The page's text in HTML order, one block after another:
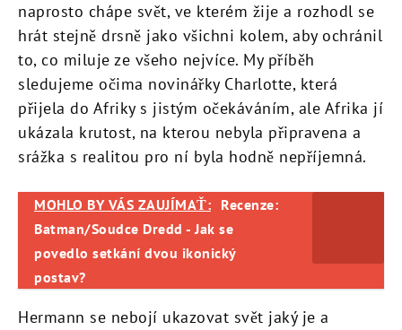
naprosto chápe svět, ve kterém žije a rozhodl se
hrát stejně drsně jako všichni kolem, aby ochránil
to, co miluje ze všeho nejvíce. My příběh
sledujeme očima novinářky Charlotte, která
přijela do Afriky s jistým očekáváním, ale Afrika jí
ukázala krutost, na kterou nebyla připravena a
srážka s realitou pro ní byla hodně nepříjemná.
MOHLO BY VÁS ZAUJÍMAŤ: Recenze:
Batman/Soudce Dredd - Jak se
povedlo setkání dvou ikonický
postav?
Hermann se nebojí ukazovat svět jaký je a